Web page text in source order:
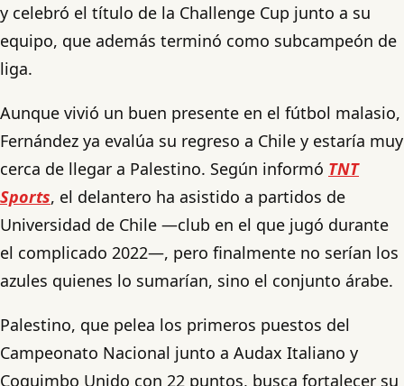
y celebró el título de la Challenge Cup junto a su
equipo, que además terminó como subcampeón de
liga.
Aunque vivió un buen presente en el fútbol malasio,
Fernández ya evalúa su regreso a Chile y estaría muy
cerca de llegar a Palestino. Según informó TNT
Sports, el delantero ha asistido a partidos de
Universidad de Chile —club en el que jugó durante
el complicado 2022—, pero finalmente no serían los
azules quienes lo sumarían, sino el conjunto árabe.
Palestino, que pelea los primeros puestos del
Campeonato Nacional junto a Audax Italiano y
Coquimbo Unido con 22 puntos, busca fortalecer su